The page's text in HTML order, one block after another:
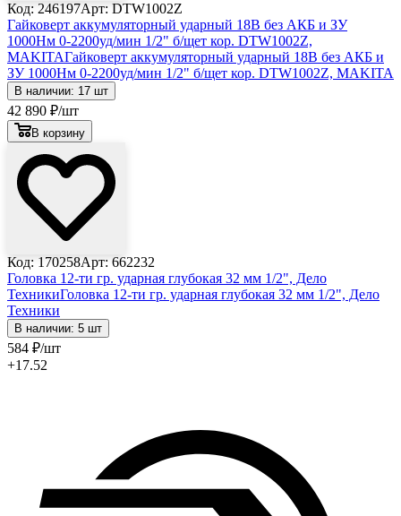
Код: 246197Арт: DTW1002Z
Гайковерт аккумуляторный ударный 18В без АКБ и ЗУ
1000Нм 0-2200уд/мин 1/2" б/щет кор. DTW1002Z,
MAKITAГайковерт аккумуляторный ударный 18В без АКБ и
ЗУ 1000Нм 0-2200уд/мин 1/2" б/щет кор. DTW1002Z, MAKITA
В наличии: 17 шт
42 890 ₽/шт
В корзину
Код: 170258Арт: 662232
Головка 12-ти гр. ударная глубокая 32 мм 1/2", Дело
ТехникиГоловка 12-ти гр. ударная глубокая 32 мм 1/2", Дело
Техники
В наличии: 5 шт
584 ₽/шт
+17.52